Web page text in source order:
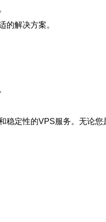
的解决方案。
定性的VPS服务。无论